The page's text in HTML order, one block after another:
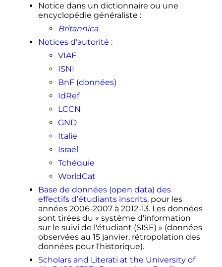
123 456
« SUP_La_Provence_dble_page_avril
_2013 », surLa Provence
↑« Yvon Berland officiellement
président d'Aix-Marseille
Université
Archive.is
le 3 janvier 2012.
↑
« Vice-présidents statutaires &
(consulté le
↑ « Vice-présidents délégués
univ-amu.fr
↑ « Chargé.e.s de mission
amu.fr
(consulté le
« Le nouveau président de
l'université Éric Berton veut y
insuffler une "couleur sociale" », sur
Marsactu,10 janvier 2020 (consulté le
29 juin 2020)
↑CatherineWalgenwitz,
« Élections : Éric Berton devient
président d’Aix-Marseille
Université » , surlamarseillaise.fr
janvier 2020 (consulté le29 juin 2020)
Notice dans un dictionnaire ou une
encyclopédie généraliste :
Britannica
Notices d'autorité :
VIAF
ISNI
BnF(données)
IdRef
LCCN
GND
Italie
Israël
Tchéquie
WorldCat
Base de données (open data) des
effectifs d’étudiants inscrits, pour les
années 2006-2007 à 2012-13. Les données
sont tirées du « système d'information
sur le suivi de l'étudiant (SISE) » (données
observées au 15 janvier, rétropolation des
données pour l'historique).
Scholars and Literati at the University of